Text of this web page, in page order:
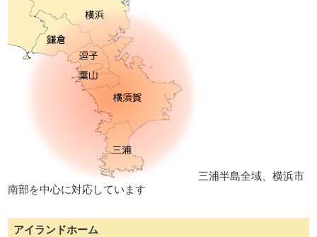
三浦半島全域、横浜市
南部を中心に対応しています
アイランドホーム